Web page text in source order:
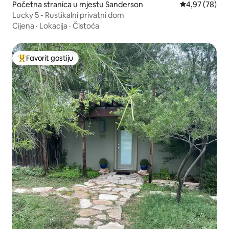
Početna stranica u mjestu Sanderson prosječna
4,97 (78)
Lucky 5 - Rustikalni privatni dom
Cijena · Lokacija · Čistoća
Glavni favorit gostiju
Favorit gostiju